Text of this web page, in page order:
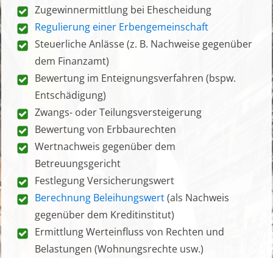
Zugewinnermittlung bei Ehescheidung
Regulierung einer Erbengemeinschaft
Steuerliche Anlässe (z. B. Nachweise gegenüber
dem Finanzamt)
Bewertung im Enteignungsverfahren (bspw.
Entschädigung)
Zwangs- oder Teilungsversteigerung
Bewertung von Erbbaurechten
Wertnachweis gegenüber dem
Betreuungsgericht
Festlegung Versicherungswert
Berechnung Beleihungswert(als Nachweis
gegenüber dem Kreditinstitut)
Ermittlung Werteinfluss von Rechten und
Belastungen (Wohnungsrechte usw.)